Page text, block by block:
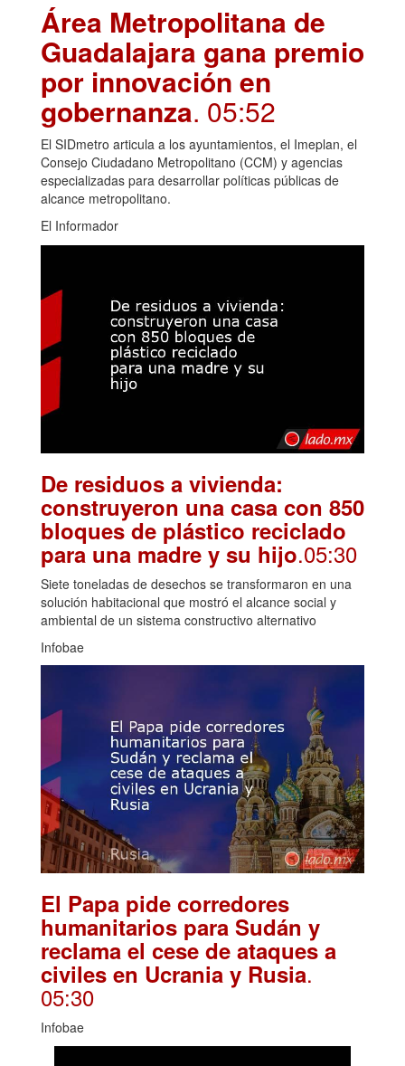
Área Metropolitana de
Guadalajara gana premio
por innovación en
gobernanza. 05:52
El SIDmetro articula a los ayuntamientos, el Imeplan, el
Consejo Ciudadano Metropolitano (CCM) y agencias
especializadas para desarrollar políticas públicas de
alcance metropolitano.
El Informador
De residuos a vivienda:
construyeron una casa con 850
bloques de plástico reciclado
para una madre y su hijo.05:30
Siete toneladas de desechos se transformaron en una
solución habitacional que mostró el alcance social y
ambiental de un sistema constructivo alternativo
Infobae
El Papa pide corredores
humanitarios para Sudán y
reclama el cese de ataques a
civiles en Ucrania y Rusia.
05:30
Infobae